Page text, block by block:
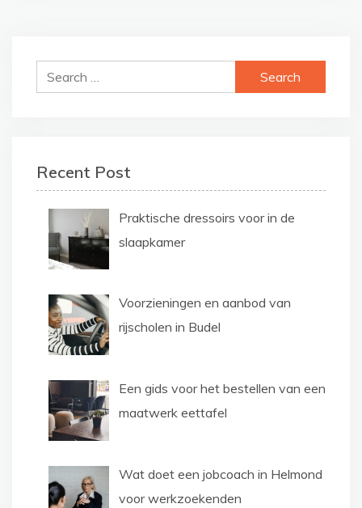
Search
for:
Recent Post
Praktische dressoirs voor in de
slaapkamer
Voorzieningen en aanbod van
rijscholen in Budel
Een gids voor het bestellen van een
maatwerk eettafel
Wat doet een jobcoach in Helmond
voor werkzoekenden